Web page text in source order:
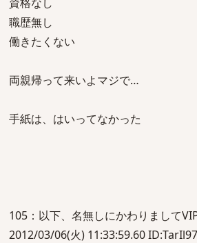
職歴無し
働きたくない
両親帰って来いよマジで…
手紙は、はいってなかった
105：以下、名無しにかわりまして
2012/03/06(火) 11:33:59.60